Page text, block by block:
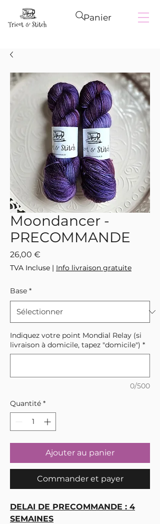
Panier
Moondancer -
PRECOMMANDE
26,00 €
TVA Incluse | Info livraison gratuite
Base *
Indiquez votre point Mondial Relay (si
livraison à domicile, tapez "domicile") *
0/500
Quantité *
Ajouter au panier
Commander et payer
DELAI DE PRECOMMANDE : 4
SEMAINES